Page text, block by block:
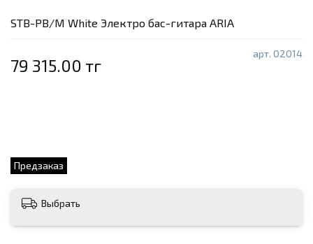
арт. 02014
Предзаказ
79 315.00 тг
STB-PB/M White Электро бас-гитара ARIA
Выбрать